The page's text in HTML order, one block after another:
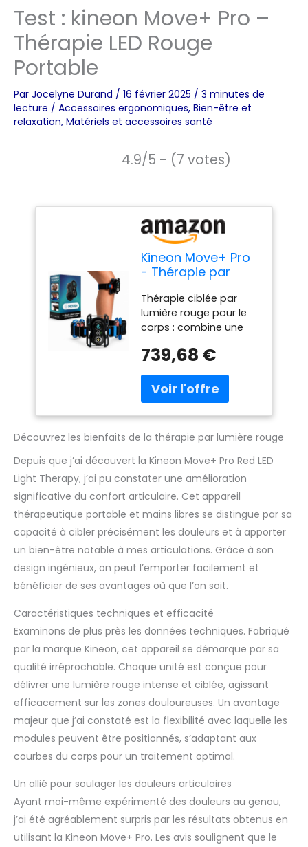
Test : kineon Move+ Pro –
Thérapie LED Rouge
Portable
Par Jocelyne Durand / 16 février 2025 / 3 minutes de
lecture / Accessoires ergonomiques, Bien-être et
relaxation, Matériels et accessoires santé
4.9/5 - (7 votes)
Kineon Move+ Pro
- Thérapie par
Thérapie par
lumière LED pour
récupération
musculaire ciblée,
inflammation,
santé articulaire et
mobilité - Thérapie
par lumière
infrarouge
portable et
Thérapie ciblée par
lumière rouge pour le
corps : combine une
nm et une lumière
pour fournir une
énergie concentrée aux
articulations et aux
encourager la
circulation et l'activité
cellulaire, cette ceinture
de thérapie par lumière
rouge favorise la
récupération
musculaire, la mobilité
et la performance
générale. Soutien des
tissus profonds et des
articulations : la
rouge infrarouge
s'enroule directement
autour d'une zone
spécifique du corps
pour pénétrer
profondément dans les
tissus. La ceinture de
thérapie par lumière
rouge Move + est
conçue pour une
pénétration plus
panneaux lumineux
standard, aidant à la
rigidité et à la flexibilité.
Design portable et
739,68 €
Découvrez les bienfaits de la thérapie par lumière rouge
Depuis que j’ai découvert la Kineon Move+ Pro Red LED
Light Therapy, j’ai pu constater une amélioration
significative du confort articulaire. Cet appareil
thérapeutique portable et mains libres se distingue par sa
capacité à cibler précisément les douleurs et à apporter
un bien-être notable à mes articulations. Grâce à son
design ingénieux, on peut l’emporter facilement et
bénéficier de ses avantages où que l’on soit.
Caractéristiques techniques et efficacité
Examinons de plus près les données techniques. Fabriqué
par la marque Kineon, cet appareil se démarque par sa
qualité irréprochable. Chaque unité est conçue pour
délivrer une lumière rouge intense et ciblée, agissant
efficacement sur les zones douloureuses. Un avantage
majeur que j’ai constaté est la flexibilité avec laquelle les
modules peuvent être positionnés, s’adaptant aux
courbes du corps pour un traitement optimal.
Un allié pour soulager les douleurs articulaires
Ayant moi-même expérimenté des douleurs au genou,
j’ai été agréablement surpris par les résultats obtenus en
utilisant la Kineon Move+ Pro. Les avis soulignent que le